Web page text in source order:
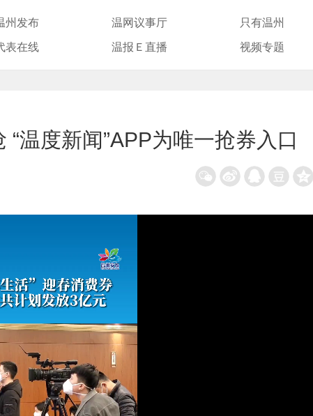
州发布 温网议事厅 只有温州
表在线 温报Ｅ直播 视频专题
温度新闻”APP为唯一抢券入口